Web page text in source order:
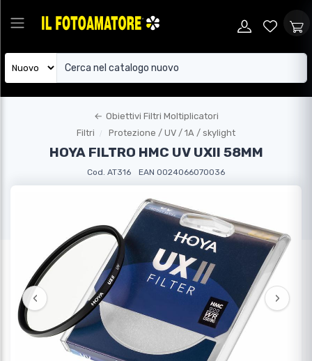
← Obiettivi Filtri Moltiplicatori
Filtri
Protezione / UV / 1A / skylight
HOYA FILTRO HMC UV UXII 58MM
Cod. AT316 EAN 0024066070036
‹ ›